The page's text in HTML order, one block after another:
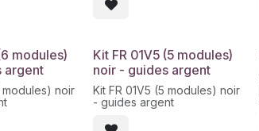
modules)
argent
modules) noir
Kit FR 01V5 (5 modules)
noir - guides argent
Kit FR 01V5 (5 modules) noir
- guides argent